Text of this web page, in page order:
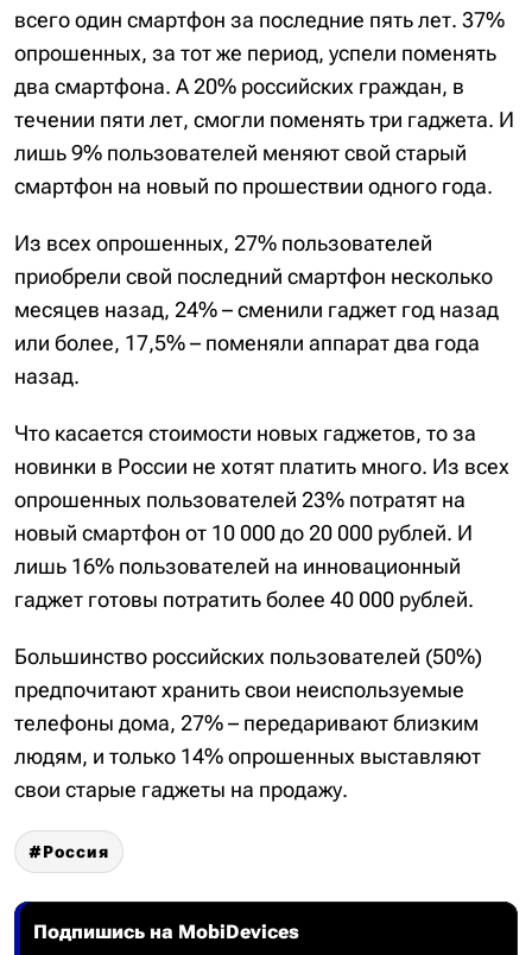
всего один смартфон за последние пять лет. 37%
опрошенных, за тот же период, успели поменять
два смартфона. А 20% российских граждан, в
течении пяти лет, смогли поменять три гаджета. И
лишь 9% пользователей меняют свой старый
смартфон на новый по прошествии одного года.
Из всех опрошенных, 27% пользователей
приобрели свой последний смартфон несколько
месяцев назад, 24% – сменили гаджет год назад
или более, 17,5% – поменяли аппарат два года
назад.
Что касается стоимости новых гаджетов, то за
новинки в России не хотят платить много. Из всех
опрошенных пользователей 23% потратят на
новый смартфон от 10 000 до 20 000 рублей. И
лишь 16% пользователей на инновационный
гаджет готовы потратить более 40 000 рублей.
Большинство российских пользователей (50%)
предпочитают хранить свои неиспользуемые
телефоны дома, 27% – передаривают близким
людям, и только 14% опрошенных выставляют
свои старые гаджеты на продажу.
Россия
Подпишись на MobiDevices